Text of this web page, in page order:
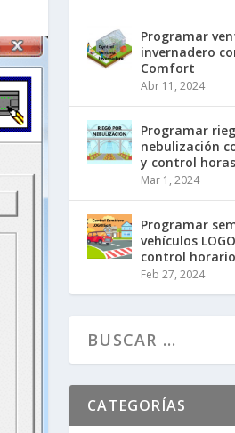
Programar
invernadero
Comfort
Abr 11, 2024
Programar
nebulización
y control horas
Mar 1, 2024
Programar
vehículos
control horario
Feb 27, 2024
CATEGORÍAS